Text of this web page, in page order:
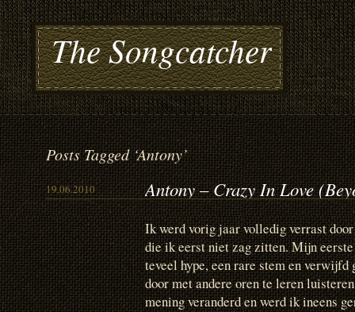
The Songcatcher
Posts Tagged ‘Antony’
19.06.2010 Antony – Crazy In Love
Ik werd vorig jaar volledig verrast
die ik eerst niet zag zitten. Mijn
teveel hype, een rare stem en verwijfd
door met andere oren te leren
mening veranderd en werd ik ineens